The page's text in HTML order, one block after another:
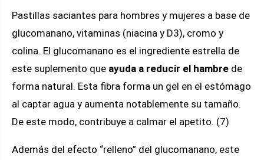
Pastillas saciantes para hombres y mujeres a base de
glucomanano, vitaminas (niacina y D3), cromo y
colina. El glucomanano es el ingrediente estrella de
este suplemento que ayuda a reducir el hambre de
forma natural. Esta fibra forma un gel en el estómago
al captar agua y aumenta notablemente su tamaño.
De este modo, contribuye a calmar el apetito. (7)
Además del efecto “relleno” del glucomanano, este